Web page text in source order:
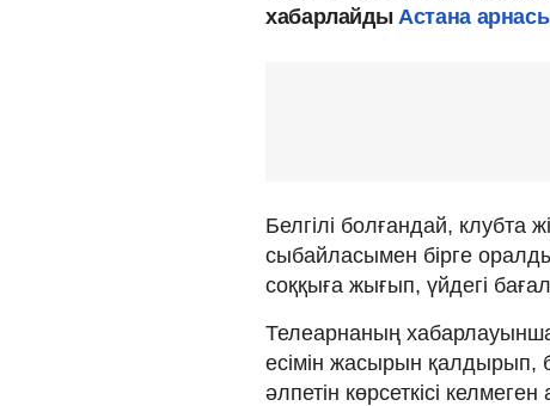
хабарлайды Астана
Белгілі болғандай, клубта
сыбайласымен бірге
соққыға жығып, үйдегі
Телеарнаның
есімін жасырын қалдырып,
әлпетін көрсеткісі